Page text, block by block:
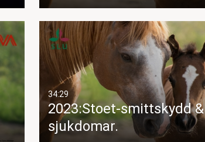
34:29
2023:Stoet-smittskydd &
sjukdomar.